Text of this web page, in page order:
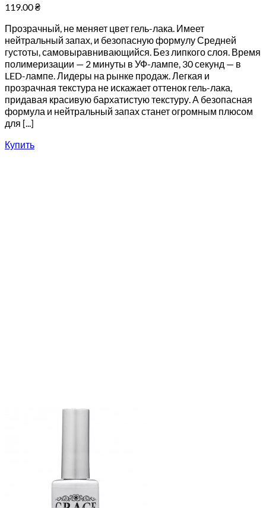
119.00₴
Прозрачный, не меняет цвет гель-лака. Имеет
нейтральный запах, и безопасную формулу Средней
густоты, самовыравнивающийся. Без липкого слоя. Время
полимеризации — 2 минуты в УФ-лампе, 30 секунд — в
LED-лампе. Лидеры на рынке продаж. Легкая и
прозрачная текстура не искажает оттенок гель-лака,
придавая красивую бархатистую текстуру. А безопасная
формула и нейтральный запах станет огромным плюсом
для [...]
Купить